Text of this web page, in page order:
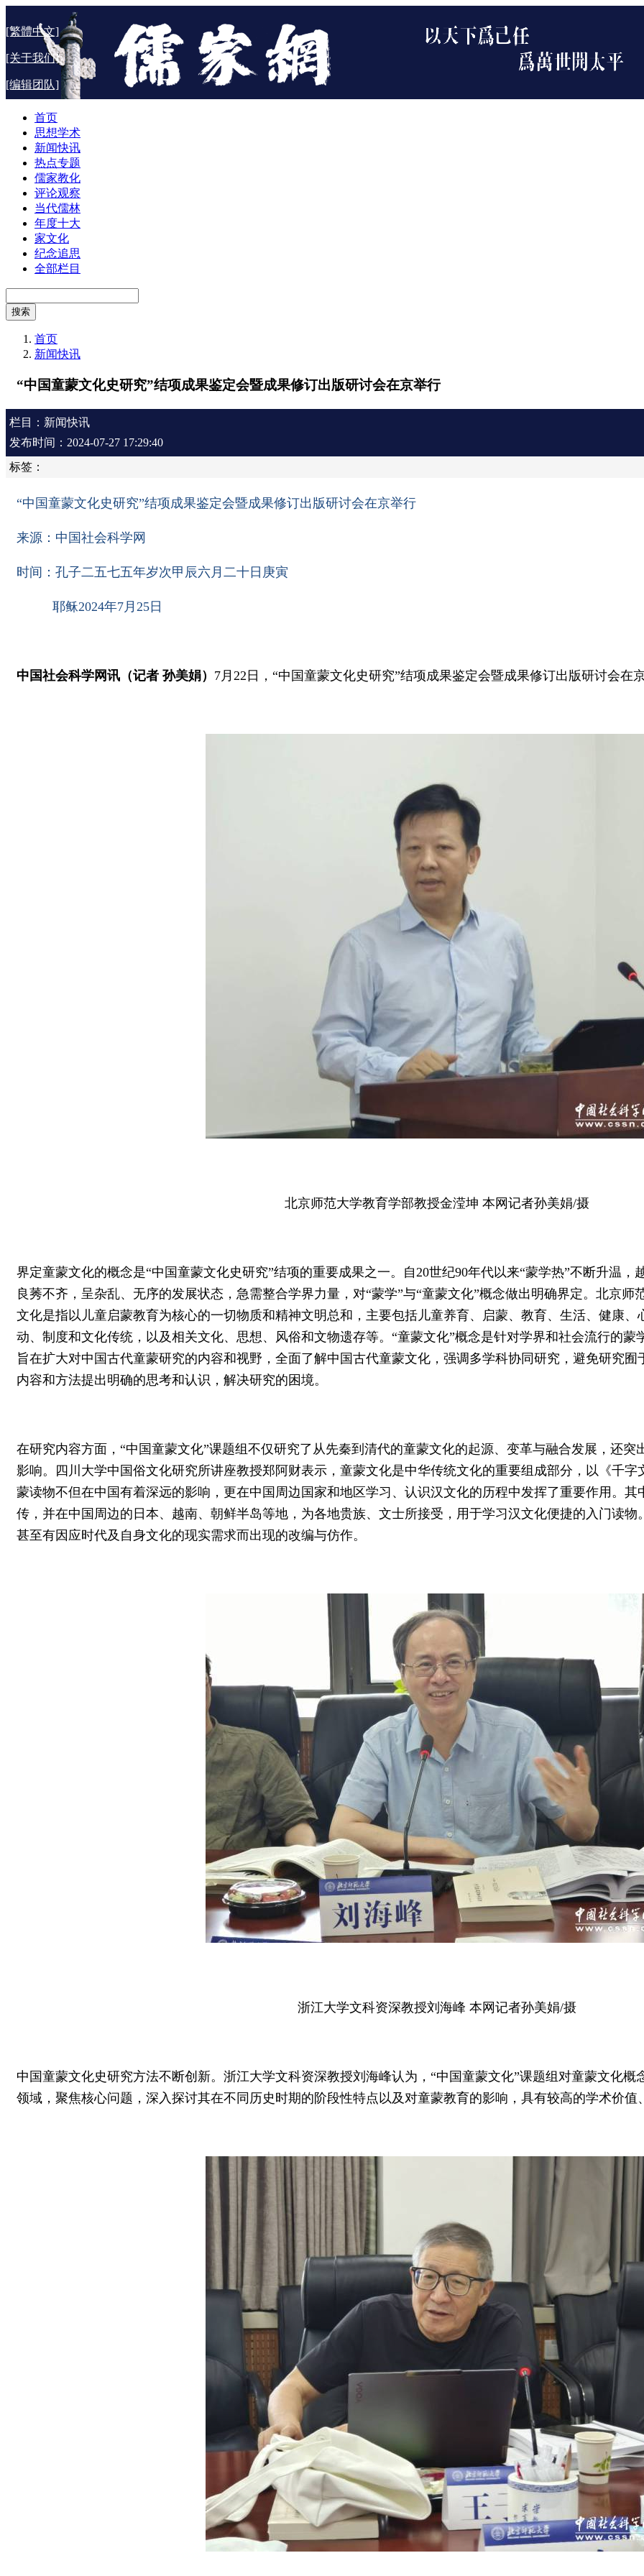
[繁體中文]
[关于我们]
[编辑团队]
首页
思想学术
新闻快讯
热点专题
儒家教化
评论观察
当代儒林
年度十大
家文化
纪念追思
全部栏目
搜索
首页
新闻快讯
“中国童蒙文化史研究”结项成果鉴定会暨成果修订出版研讨会在京举行
栏目：新闻快讯
发布时间：2024-07-27 17:29:40
标签：
“中国童蒙文化史研究”结项成果鉴定会暨成果修订出版研讨会在京举行
来源：中国社会科学网
时间：孔子二五七五年岁次甲辰六月二十日庚寅
耶稣2024年7月25日
中国社会科学网讯（记者 孙美娟） 7月22日，“中国童蒙文化史研究”结项成果鉴定会暨成果修订出版研讨会在
北京师范大学教育学部教授金滢坤 本网记者孙美娟/摄
界定童蒙文化的概念是“中国童蒙文化史研究”结项的重要成果之一。自20世纪90年代以来“蒙学热”不断升温
良莠不齐，呈杂乱、无序的发展状态，急需整合学界力量，对“蒙学”与“童蒙文化”概念做出明确界定。北京
文化是指以儿童启蒙教育为核心的一切物质和精神文明总和，主要包括儿童养育、启蒙、教育、生活、健康
动、制度和文化传统，以及相关文化、思想、风俗和文物遗存等。“童蒙文化”概念是针对学界和社会流行的
旨在扩大对中国古代童蒙研究的内容和视野，全面了解中国古代童蒙文化，强调多学科协同研究，避免研究
内容和方法提出明确的思考和认识，解决研究的困境。
在研究内容方面，“中国童蒙文化”课题组不仅研究了从先秦到清代的童蒙文化的起源、变革与融合发展，还
影响。四川大学中国俗文化研究所讲座教授郑阿财表示，童蒙文化是中华传统文化的重要组成部分，以《千
蒙读物不但在中国有着深远的影响，更在中国周边国家和地区学习、认识汉文化的历程中发挥了重要作用。
传，并在中国周边的日本、越南、朝鲜半岛等地，为各地贵族、文士所接受，用于学习汉文化便捷的入门读
甚至有因应时代及自身文化的现实需求而出现的改编与仿作。
浙江大学文科资深教授刘海峰 本网记者孙美娟/摄
中国童蒙文化史研究方法不断创新。浙江大学文科资深教授刘海峰认为，“中国童蒙文化”课题组对童蒙文化
领域，聚焦核心问题，深入探讨其在不同历史时期的阶段性特点以及对童蒙教育的影响，具有较高的学术价值